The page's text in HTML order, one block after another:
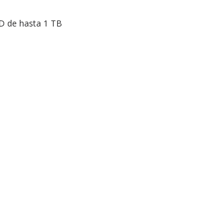
de hasta 1 TB